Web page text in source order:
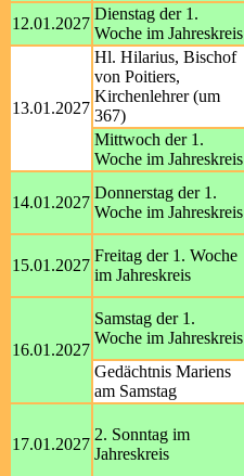
12.01.2027
Dienstag der 1.
Woche im Jahreskreis
13.01.2027
Hl. Hilarius, Bischof
von Poitiers,
Kirchenlehrer (um
367)
Mittwoch der 1.
Woche im Jahreskreis
14.01.2027
Donnerstag der 1.
Woche im Jahreskreis
15.01.2027
Freitag der 1. Woche
im Jahreskreis
16.01.2027
Samstag der 1.
Woche im Jahreskreis
Gedächtnis Mariens
am Samstag
17.01.2027
2. Sonntag im
Jahreskreis